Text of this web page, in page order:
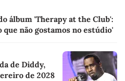
álbum 'Therapy at the Club':
não gostamos no estúdio'
de Diddy,
de 2028